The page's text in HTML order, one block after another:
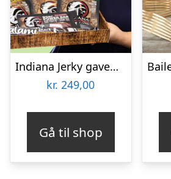
Indiana Jerky gaveæske
kr. 249,00
Gå til shop